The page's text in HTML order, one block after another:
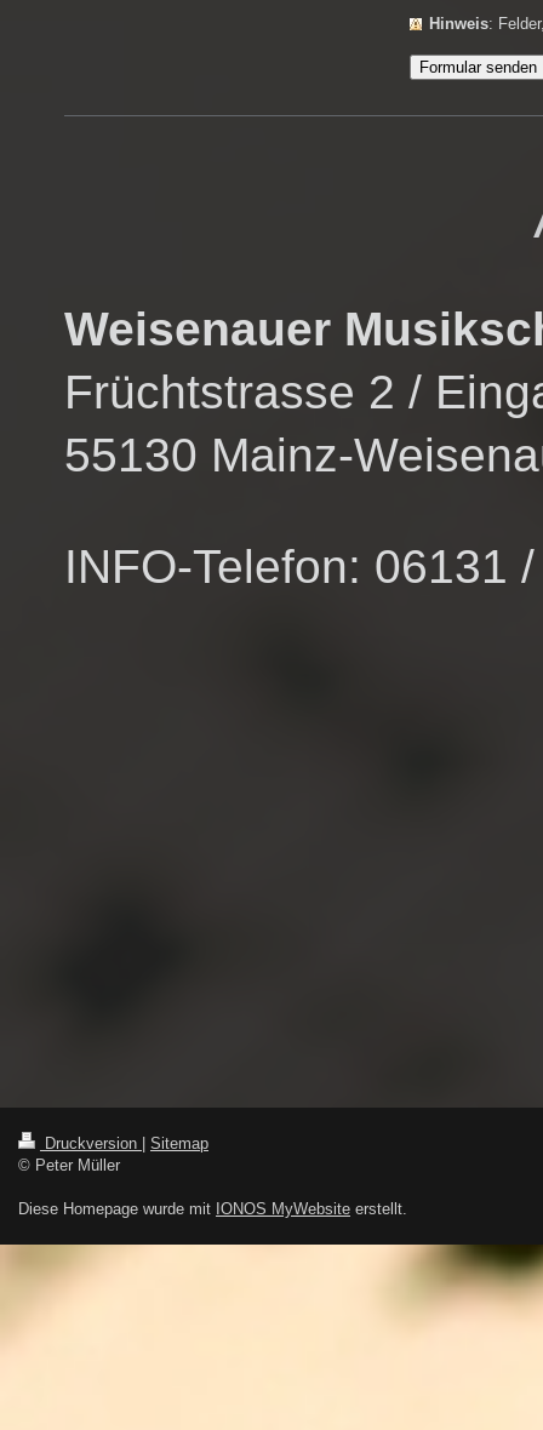
Hinweis :
Weisenauer
Früchtstrasse 2 /
55130 Mainz-
INFO-Telefon: 06131
Druckversion
Sitemap
© Peter Müller
Diese Homepage wurde mit IONOS MyWebsite erstellt.